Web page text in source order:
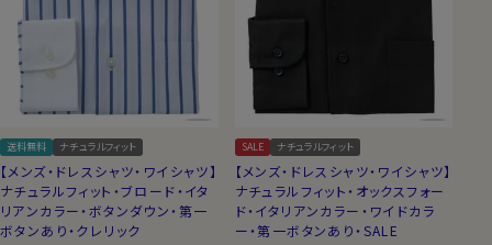
送料無料 ナチュラルフィット
【メンズ・ドレスシャツ・ワイシャツ】
ナチュラルフィット・ブロード・イタ
リアンカラー・ボタンダウン・第一
ボタンあり・クレリック
SALE ナチュラルフィット
【メンズ・ドレスシャツ・ワイシャツ】
ナチュラルフィット・オックスフォー
ド・イタリアンカラー・ワイドカラ
ー・第一ボタンあり・SALE